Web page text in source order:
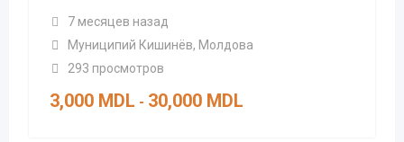
7 месяцев назад
Муниципий Кишинёв, Молдова
293 просмотров
3,000 MDL - 30,000 MDL